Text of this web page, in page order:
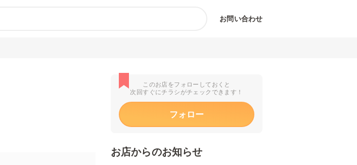
お問い合わせ
このお店をフォローしておくと
次回すぐにチラシがチェックできます！
フォロー
お店からのお知らせ